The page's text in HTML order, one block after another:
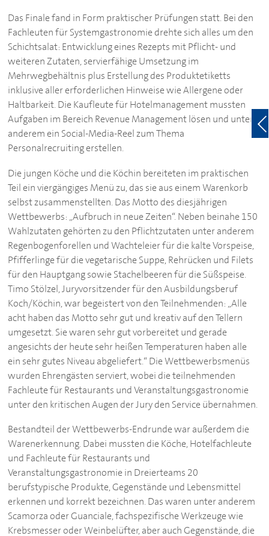
Das Finale fand in Form praktischer Prüfungen statt. Bei den
Fachleuten für Systemgastronomie drehte sich alles um den
Schichtsalat: Entwicklung eines Rezepts mit Pflicht- und
weiteren Zutaten, servierfähige Umsetzung im
Mehrwegbehältnis plus Erstellung des Produktetiketts
inklusive aller erforderlichen Hinweise wie Allergene oder
Haltbarkeit. Die Kaufleute für Hotelmanagement mussten
Aufgaben im Bereich Revenue Management lösen und unter
anderem ein Social-Media-Reel zum Thema
Personalrecruiting erstellen.
Die jungen Köche und die Köchin bereiteten im praktischen
Teil ein viergängiges Menü zu, das sie aus einem Warenkorb
selbst zusammenstellten. Das Motto des diesjährigen
Wettbewerbs: „Aufbruch in neue Zeiten“. Neben beinahe 150
Wahlzutaten gehörten zu den Pflichtzutaten unter anderem
Regenbogenforellen und Wachteleier für die kalte Vorspeise,
Pfifferlinge für die vegetarische Suppe, Rehrücken und Filets
für den Hauptgang sowie Stachelbeeren für die Süßspeise.
Timo Stölzel, Juryvorsitzender für den Ausbildungsberuf
Koch/Köchin, war begeistert von den Teilnehmenden: „Alle
acht haben das Motto sehr gut und kreativ auf den Tellern
umgesetzt. Sie waren sehr gut vorbereitet und gerade
angesichts der heute sehr heißen Temperaturen haben alle
ein sehr gutes Niveau abgeliefert.“ Die Wettbewerbsmenüs
wurden Ehrengästen serviert, wobei die teilnehmenden
Fachleute für Restaurants und Veranstaltungsgastronomie
unter den kritischen Augen der Jury den Service übernahmen.
Bestandteil der Wettbewerbs-Endrunde war außerdem die
Warenerkennung. Dabei mussten die Köche, Hotelfachleute
und Fachleute für Restaurants und
Veranstaltungsgastronomie in Dreierteams 20
berufstypische Produkte, Gegenstände und Lebensmittel
erkennen und korrekt bezeichnen. Das waren unter anderem
Scamorza oder Guanciale, fachspezifische Werkzeuge wie
Krebsmesser oder Weinbelüfter, aber auch Gegenstände, die